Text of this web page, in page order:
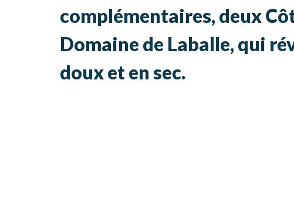
complémentaires, deux
Domaine de Laballe, qui
doux et en sec.